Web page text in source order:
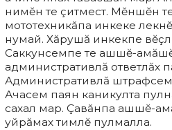
нимĕн те çитмест. Мĕншĕн
мототехникăпа инкеке
нумай. Хăрушă инкекпе
Саккунсемпе те ашшĕ-
административлă ответлăх
Административлă штрафсем
Ачасем паян каникулта
сахал мар. Çавăнпа ашшĕ-
уйрăмах тимлĕ пулмалла.